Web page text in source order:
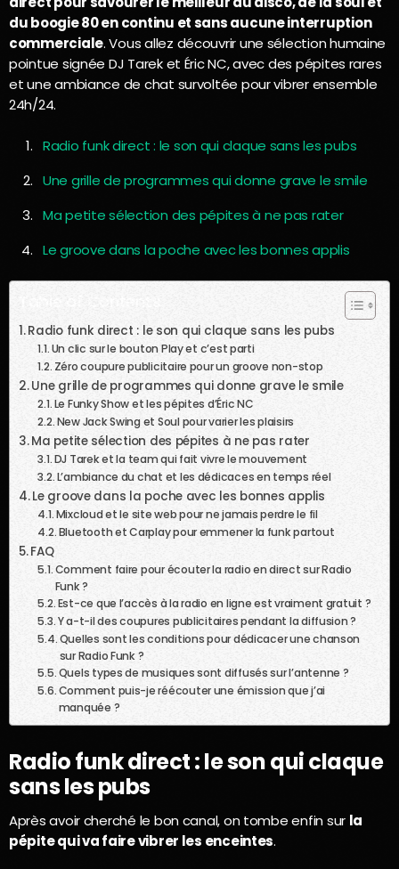
du boogie 80 en continu et sans aucune interruption
commerciale. Vous allez découvrir une sélection humaine
pointue signée DJ Tarek et Éric NC, avec des pépites rares
et une ambiance de chat survoltée pour vibrer ensemble
24h/24.
Radio funk direct : le son qui claque sans les pubs
Une grille de programmes qui donne grave le smile
Ma petite sélection des pépites à ne pas rater
Le groove dans la poche avec les bonnes applis
Radio funk direct : le son qui claque sans les pubs
Un clic sur le bouton Play et c’est parti
Zéro coupure publicitaire pour un groove non-stop
Une grille de programmes qui donne grave le smile
Le Funky Show et les pépites d’Éric NC
New Jack Swing et Soul pour varier les plaisirs
Ma petite sélection des pépites à ne pas rater
DJ Tarek et la team qui fait vivre le mouvement
L’ambiance du chat et les dédicaces en temps réel
Le groove dans la poche avec les bonnes applis
Mixcloud et le site web pour ne jamais perdre le fil
Bluetooth et Carplay pour emmener la funk partout
FAQ
Comment faire pour écouter la radio en direct sur Radio
Funk ?
Est-ce que l’accès à la radio en ligne est vraiment gratuit ?
Y a-t-il des coupures publicitaires pendant la diffusion ?
Quelles sont les conditions pour dédicacer une chanson
sur Radio Funk ?
Quels types de musiques sont diffusés sur l’antenne ?
Comment puis-je réécouter une émission que j’ai
manquée ?
Radio funk direct :le son qui claque
sans les pubs
Après avoir cherché le bon canal, on tombe enfin sur la
pépite qui va faire vibrer les enceintes.